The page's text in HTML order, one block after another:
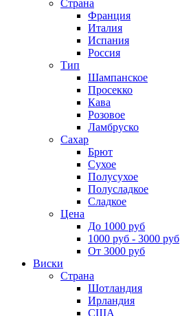
Страна
Франция
Италия
Испания
Россия
Тип
Шампанское
Просекко
Кава
Розовое
Ламбруско
Сахар
Брют
Сухое
Полусухое
Полусладкое
Сладкое
Цена
До 1000 руб
1000 руб - 3000 руб
От 3000 руб
Виски
Страна
Шотландия
Ирландия
США